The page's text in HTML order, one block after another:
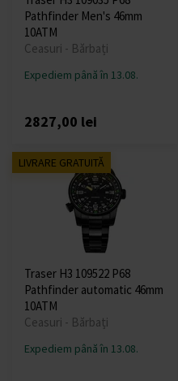
Pathfinder Men's 46mm
10ATM
Ceasuri - Bărbați
Expediem până în 13.08.
2827,00 lei
LIVRARE GRATUITĂ
Traser H3 109522 P68
Pathfinder automatic 46mm
10ATM
Ceasuri - Bărbați
Expediem până în 13.08.